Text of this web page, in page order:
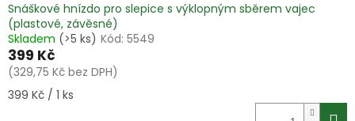
Snáškové hnízdo pro slepice s výklopným sběrem vajec
(plastové, závěsné)
Skladem (>5 ks) Kód: 5549
399 Kč
(329,75 Kč bez DPH)
Měrná
399 Kč / 1 ks